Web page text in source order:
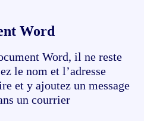
Word
Word, il ne reste
le nom et l’adresse
et y ajoutez un message
un courrier